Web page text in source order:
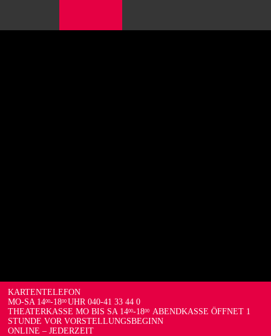
KARTENTELEFON
MO-SA 1400-1800 UHR 040-41 33 44 0
THEATERKASSE MO BIS SA 1400-1800 ABENDKASSE ÖFFNET 1
STUNDE VOR VORSTELLUNGSBEGINN
ONLINE – JEDERZEIT